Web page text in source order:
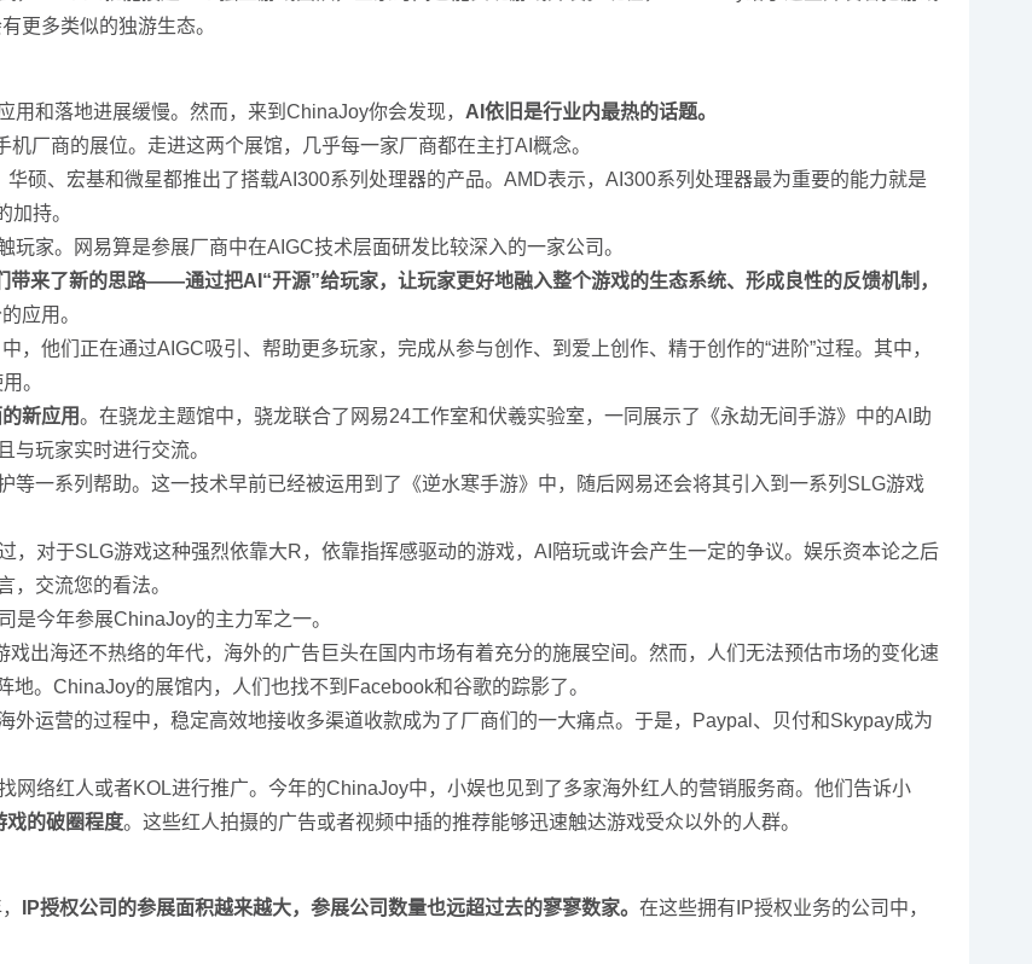
更多类似的独游生态。
和落地进展缓慢。然而，来到ChinaJoy你会发现， AI依旧是行业内最热的话题。
厂商的展位。走进这两个展馆，几乎每一家厂商都在主打AI概念。
华硕、宏基和微星都推出了搭载AI300系列处理器的产品。AMD表示，AI300系列处理器最为重要的能力就是
持。
家。网易算是参展厂商中在AIGC技术层面研发比较深入的一家公司。
带来了新的思路——通过把AI“开源”给玩家，让玩家更好地融入整个游戏的生态系统、形成良性的反馈机制，
应用。
他们正在通过AIGC吸引、帮助更多玩家，完成从参与创作、到爱上创作、精于创作的“进阶”过程。其中，
。
新应用。在骁龙主题馆中，骁龙联合了网易24工作室和伏羲实验室，一同展示了《永劫无间手游》中的AI助
与玩家实时进行交流。
等一系列帮助。这一技术早前已经被运用到了《逆水寒手游》中，随后网易还会将其引入到一系列SLG游戏
，对于SLG游戏这种强烈依靠大R，依靠指挥感驱动的游戏，AI陪玩或许会产生一定的争议。娱乐资本论之后
，交流您的看法。
是今年参展ChinaJoy的主力军之一。
出海还不热络的年代，海外的广告巨头在国内市场有着充分的施展空间。然而，人们无法预估市场的变化速
。ChinaJoy的展馆内，人们也找不到Facebook和谷歌的踪影了。
外运营的过程中，稳定高效地接收多渠道收款成为了厂商们的一大痛点。于是，Paypal、贝付和Skypay成为
网络红人或者KOL进行推广。今年的ChinaJoy中，小娱也见到了多家海外红人的营销服务商。他们告诉小
的破圈程度。这些红人拍摄的广告或者视频中插的推荐能够迅速触达游戏受众以外的人群。
IP授权公司的参展面积越来越大，参展公司数量也远超过去的寥寥数家。 在这些拥有IP授权业务的公司中，